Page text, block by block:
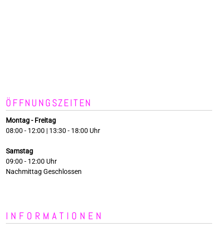
ÖFFNUNGSZEITEN
Montag - Freitag
08:00 - 12:00 | 13:30 - 18:00 Uhr
Samstag
09:00 - 12:00 Uhr
Nachmittag Geschlossen
INFORMATIONEN